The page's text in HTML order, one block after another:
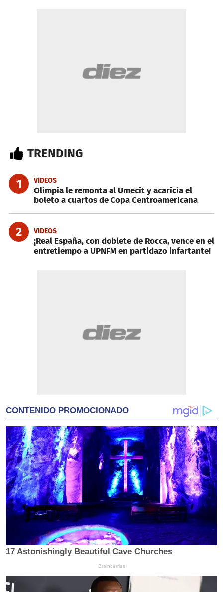
TRENDING
1 VIDEOS
Olimpia le remonta al Umecit y acaricia el
boleto a cuartos de Copa Centroamericana
2 VIDEOS
¡Real España, con doblete de Rocca, vence en el
entretiempo a UPNFM en partidazo infartante!